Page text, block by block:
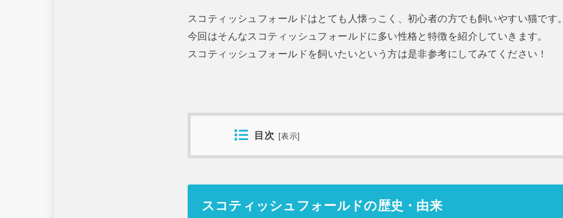
スコティッシュフォールドはとても人懐っこく、初心者の方でも飼いやすい猫です。
今回はそんなスコティッシュフォールドに多い性格と特徴を紹介していきます。
スコティッシュフォールドを飼いたいという方は是非参考にしてみてください！
目次 [表示]
スコティッシュフォールドの歴史・由来